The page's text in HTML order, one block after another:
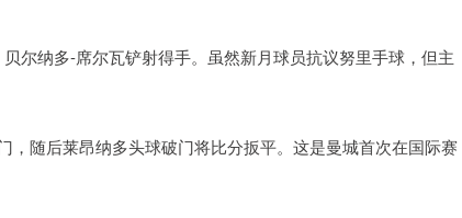
尔纳多-席尔瓦铲射得手。虽然新月球员抗议努里手球，但主
随后莱昂纳多头球破门将比分扳平。这是曼城首次在国际赛